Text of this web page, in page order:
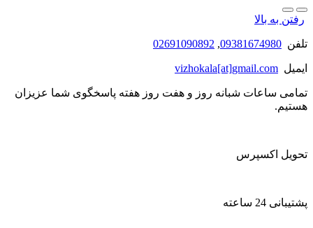
رفتن به بالا
تلفن 09381674980
,
02691090892
ایمیل vizhokala[at]gmail.com
تمامی ساعات شبانه روز و هفت روز هفته پاسخگوی شما عزیزان
هستیم.
تحویل اکسپرس
پشتیبانی 24 ساعته